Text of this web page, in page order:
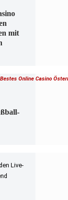
mit
Bestes Online Casino
Live-